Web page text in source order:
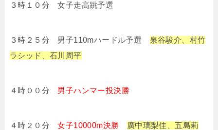
３時１０分 女子走高跳予選
３時２５分 男子110mハードル予選 泉谷駿介、村竹
ラシッド、石川周平
４時００分 男子ハンマー投決勝
４時２０分女子10000m決勝
廣中璃梨佳、五島莉